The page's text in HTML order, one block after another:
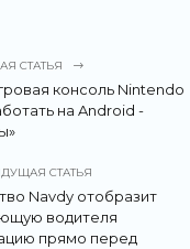
СТАТЬЯ
консоль Nintendo
на Android -
СТАТЬЯ
Navdy отобразит
водителя
прямо перед